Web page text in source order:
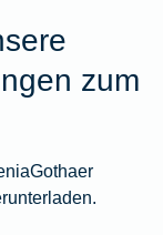
zum